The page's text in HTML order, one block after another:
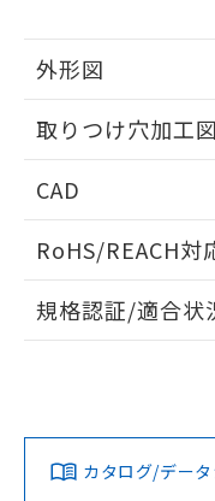
外形図
取りつけ穴加工図
CAD
ドすることができ
ダウンロードデータを
みください。
ソフトウェアの使用条件
RoHS/REACH対
EU RoHS 注意事
対応済み
規格認証/適合状
カタログ/デー